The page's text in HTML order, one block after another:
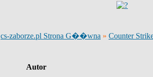
cs-zaborze.pl Strona G��wna » Counter
Autor